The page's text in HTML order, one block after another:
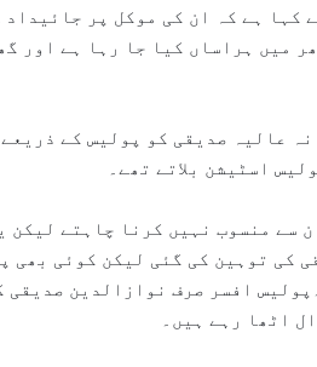
کہا ہے کہ ان کی موکل پر جائیداد
میں ہراساں کیا جا رہا ہے اور
عالیہ صدیقی کو پولیس کے
اسٹیشن بلاتے تھے۔
سے منسوب نہیں کرنا چاہتے لیکن
کی توہین کی گئی لیکن کوئی بھی
افسر صرف نوازالدین صدیقی
اٹھا رہے ہیں۔